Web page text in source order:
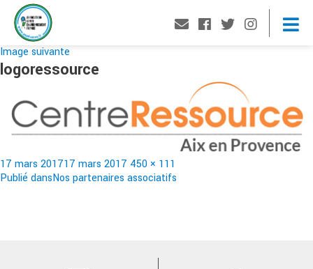
Image suivante
logoressource
Publié
le
17 mars 201717 mars 2017 Taille
réelle
450 × 111
Navigation
Publié dansNos partenaires associatifs